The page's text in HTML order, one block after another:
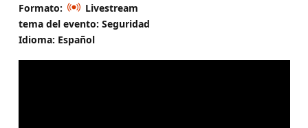
Formato:
Livestream
tema del evento: Seguridad
Idioma: Español